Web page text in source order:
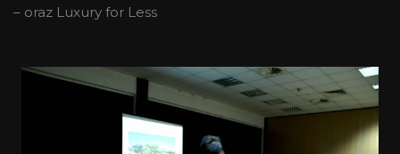
– oraz Luxury for Less